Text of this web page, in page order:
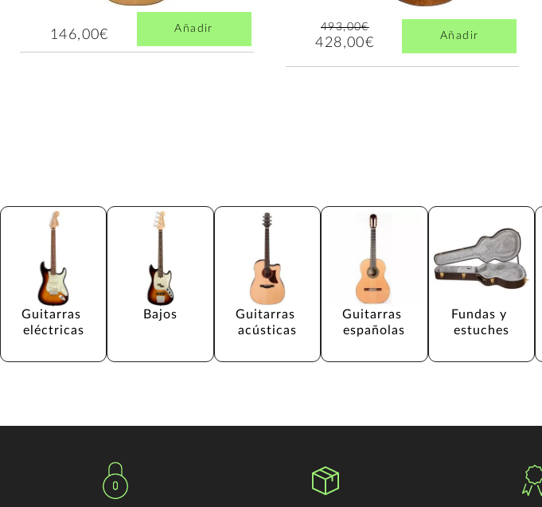
146,00€ Añadir 493,00€
428,00€ Añadir
Guitarras
eléctricas
Bajos
Guitarras
acústicas
Guitarras
españolas
Fundas y
estuches